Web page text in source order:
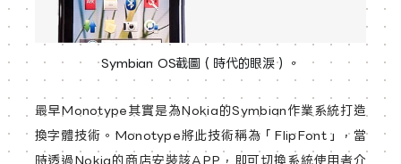
Symbian OS截圖（時代的眼淚）。
最早Monotype其實是為Nokia的Symbian作業系統打造
換字體技術。Monotype將此技術稱為「FlipFont」，當